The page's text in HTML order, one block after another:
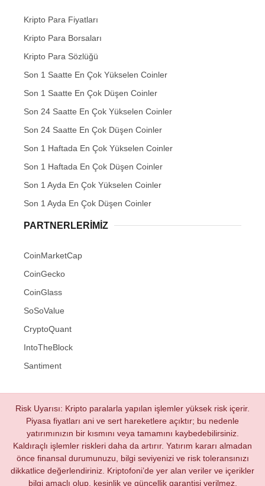
Kripto Para Fiyatları
Kripto Para Borsaları
Kripto Para Sözlüğü
Son 1 Saatte En Çok Yükselen Coinler
Son 1 Saatte En Çok Düşen Coinler
Son 24 Saatte En Çok Yükselen Coinler
Son 24 Saatte En Çok Düşen Coinler
Son 1 Haftada En Çok Yükselen Coinler
Son 1 Haftada En Çok Düşen Coinler
Son 1 Ayda En Çok Yükselen Coinler
Son 1 Ayda En Çok Düşen Coinler
PARTNERLERIMIZ
CoinMarketCap
CoinGecko
CoinGlass
SoSoValue
CryptoQuant
IntoTheBlock
Santiment
Risk Uyarısı: Kripto paralarla yapılan işlemler yüksek risk içerir.
Piyasa fiyatları ani ve sert hareketlere açıktır; bu nedenle
yatırımınızın bir kısmını veya tamamını kaybedebilirsiniz.
Kaldıraçlı işlemler riskleri daha da artırır. Yatırım kararı almadan
önce finansal durumunuzu, bilgi seviyenizi ve risk toleransınızı
dikkatlice değerlendiriniz. Kriptofoni’de yer alan veriler ve içerikler
bilgi amaçlı olup, kesinlik ve güncellik garantisi verilmez.